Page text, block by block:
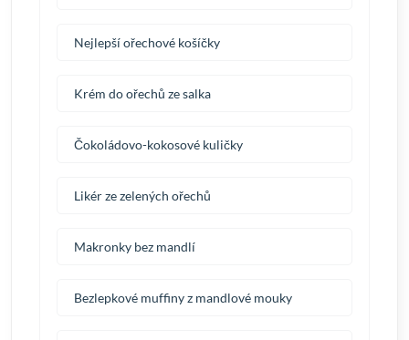
Nejlepší ořechové košíčky
Krém do ořechů ze salka
Čokoládovo-kokosové kuličky
Likér ze zelených ořechů
Makronky bez mandlí
Bezlepkové muffiny z mandlové mouky